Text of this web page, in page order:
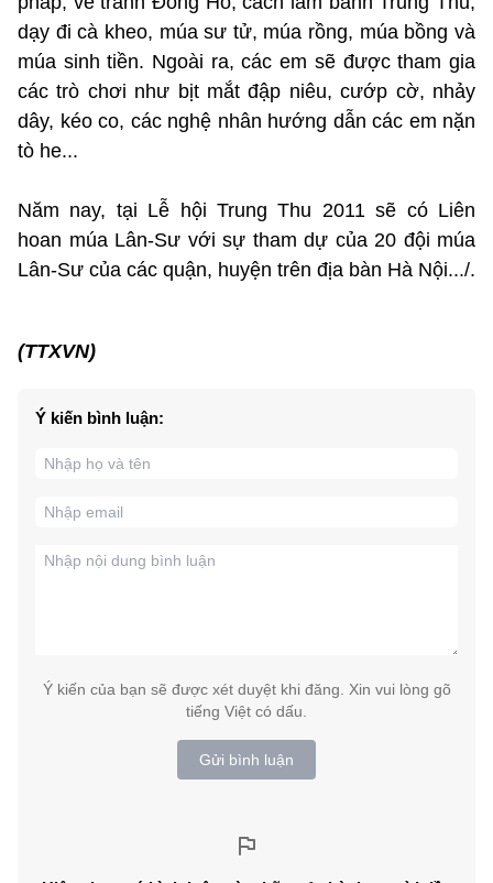
dạy đi cà kheo, múa sư tử, múa rồng, múa bồng và
múa sinh tiền. Ngoài ra, các em sẽ được tham gia
các trò chơi như bịt mắt đập niêu, cướp cờ, nhảy
dây, kéo co, các nghệ nhân hướng dẫn các em nặn
tò he...
Năm nay, tại Lễ hội Trung Thu 2011 sẽ có Liên
hoan múa Lân-Sư với sự tham dự của 20 đội múa
Lân-Sư của các quận, huyện trên địa bàn Hà Nội.../.
(TTXVN)
Ý kiến bình luận:
Ý kiến của bạn sẽ được xét duyệt khi đăng. Xin vui lòng gõ
tiếng Việt có dấu.
Gửi bình luận